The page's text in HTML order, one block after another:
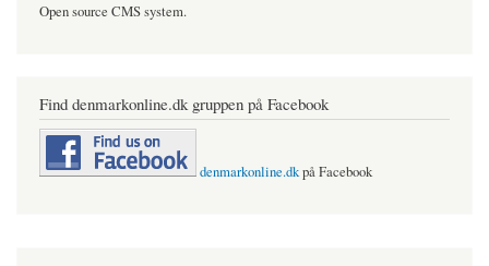
Open source CMS system.
Find denmarkonline.dk gruppen på Facebook
denmarkonline.dkpå Facebook